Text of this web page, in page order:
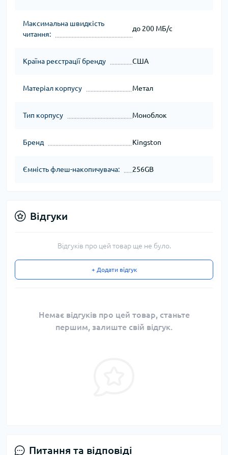
Максимальна швидкість
читання:
до 200 МБ/с
Країна реєстрації бренду США
Матеріал корпусу Метал
Тип корпусу Моноблок
Бренд Kingston
Ємність флеш-накопичувача: 256GB
Відгуки
Відгуків про цей товар ще не було.
+ Додати відгук
Немає відгуків про цей товар, станьте
першим, залиште свій відгук.
Питання та відповіді